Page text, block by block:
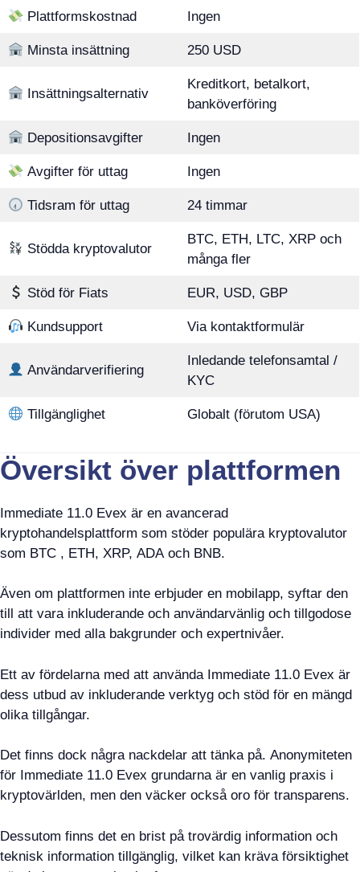
Plattformskostnad Ingen
Minsta insättning 250 USD
Insättningsalternativ
Kreditkort, betalkort,
banköverföring
Depositionsavgifter Ingen
Avgifter för uttag Ingen
Tidsram för uttag 24 timmar
Stödda kryptovalutor
BTC, ETH, LTC, XRP och
många fler
Stöd för Fiats EUR, USD, GBP
Kundsupport Via kontaktformulär
Användarverifiering
Inledande telefonsamtal /
KYC
Tillgänglighet Globalt (förutom USA)
Översikt över plattformen
Immediate 11.0 Evex är en avancerad
kryptohandelsplattform som stöder populära kryptovalutor
som BTC , ETH, XRP, ADA och BNB.
Även om plattformen inte erbjuder en mobilapp, syftar den
till att vara inkluderande och användarvänlig och tillgodose
individer med alla bakgrunder och expertnivåer.
Ett av fördelarna med att använda Immediate 11.0 Evex är
dess utbud av inkluderande verktyg och stöd för en mängd
olika tillgångar.
Det finns dock några nackdelar att tänka på. Anonymiteten
för Immediate 11.0 Evex grundarna är en vanlig praxis i
kryptovärlden, men den väcker också oro för transparens.
Dessutom finns det en brist på trovärdig information och
teknisk information tillgänglig, vilket kan kräva försiktighet